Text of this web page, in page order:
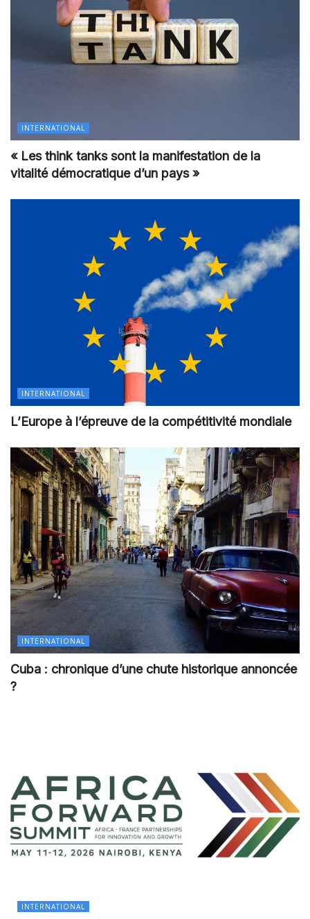
INTERNATIONAL
« Les think tanks sont la manifestation de la
vitalité démocratique d’un pays »
INTERNATIONAL
L’Europe à l’épreuve de la compétitivité mondiale
INTERNATIONAL
Cuba : chronique d’une chute historique annoncée
?
INTERNATIONAL